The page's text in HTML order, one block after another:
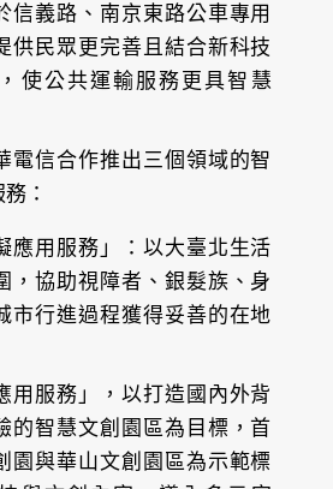
信義路、南京東路公車專用
供民眾更完善且結合新科技
使公共運輸服務更具智慧
電信合作推出三個領域的智
：
應用服務」：以大臺北生活
，協助視障者、銀髮族、身
市行進過程獲得妥善的在地
用服務」，以打造國內外背
的智慧文創園區為目標，首
園與華山文創園區為示範標